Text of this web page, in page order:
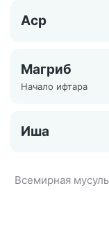
Аср
Магриб
Начало ифтара
Иша
Всемирная